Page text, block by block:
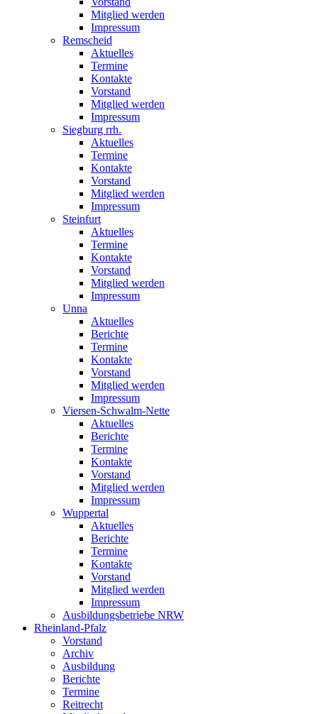
Mitglied werden
Impressum
Remscheid
Aktuelles
Termine
Kontakte
Vorstand
Mitglied werden
Impressum
Siegburg rrh.
Aktuelles
Termine
Kontakte
Vorstand
Mitglied werden
Impressum
Steinfurt
Aktuelles
Termine
Kontakte
Vorstand
Mitglied werden
Impressum
Unna
Aktuelles
Berichte
Termine
Kontakte
Vorstand
Mitglied werden
Impressum
Viersen-Schwalm-Nette
Aktuelles
Berichte
Termine
Kontakte
Vorstand
Mitglied werden
Impressum
Wuppertal
Aktuelles
Berichte
Termine
Kontakte
Vorstand
Mitglied werden
Impressum
Ausbildungsbetriebe NRW
Rheinland-Pfalz
Vorstand
Archiv
Ausbildung
Berichte
Termine
Reitrecht